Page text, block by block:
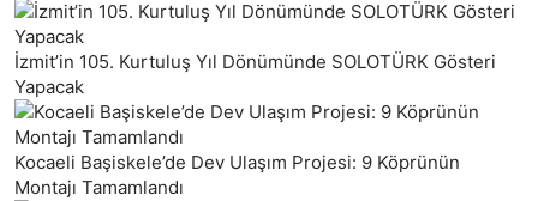
İzmit’in 105. Kurtuluş Yıl Dönümünde SOLOTÜRK Gösteri
Yapacak
Kocaeli Başiskele’de Dev Ulaşım Projesi: 9 Köprünün
Montajı Tamamlandı